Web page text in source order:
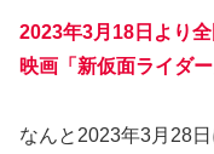
2023年3月18日より
映画「新仮面ライダー
なんと2023年3月28